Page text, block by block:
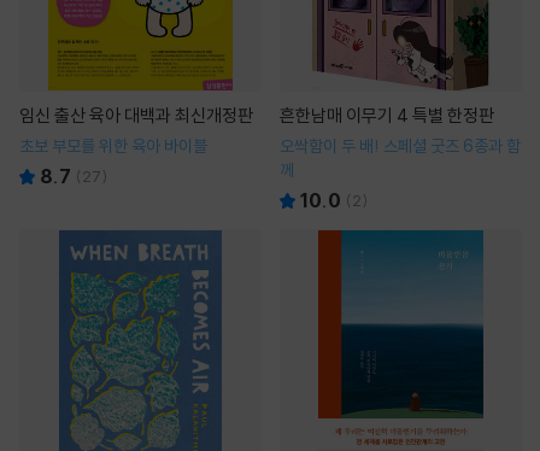
임신 출산 육아 대백과 최신개정판
초보 부모를 위한 육아 바이블
8.7 ( 27)
흔한남매 이무기 4 특별 한정판
오싹함이 두 배! 스페셜 굿즈 6종과 함
께
10.0 ( 2)